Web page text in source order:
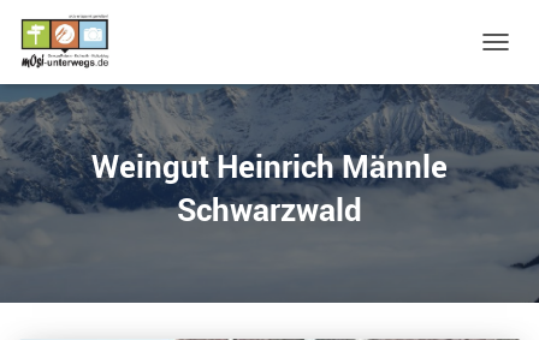
Weingut Heinrich Männle
Schwarzwald